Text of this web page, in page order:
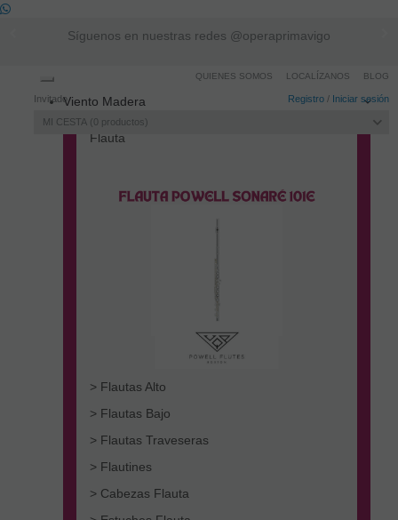
Síguenos en nuestras redes @operaprimavigo
Invitado Registro / Iniciar sesión
MI CESTA 0 productos
QUIENES SOMOS LOCALÍZANOS BLOG
navigation
Viento Madera
Flauta
> Flautas Alto
> Flautas Bajo
> Flautas Traveseras
> Flautines
> Cabezas Flauta